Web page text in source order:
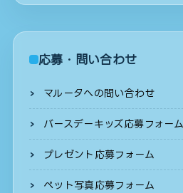
応募・問い合わせ
マルータへの問い合わせ
バースデーキッズ応募フォーム
プレゼント応募フォーム
ペット写真応募フォーム